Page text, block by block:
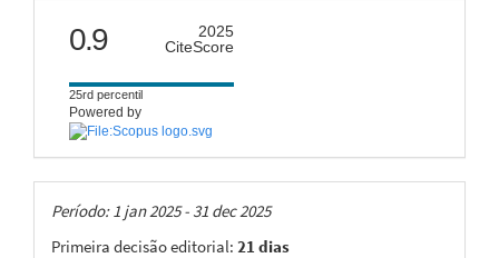
citescore
0.9
2025
CiteScore
25rd percentil
Powered by
Taxas
Período: 1 jan 2025 - 31 dec 2025
Primeira decisão editorial: 21 dias